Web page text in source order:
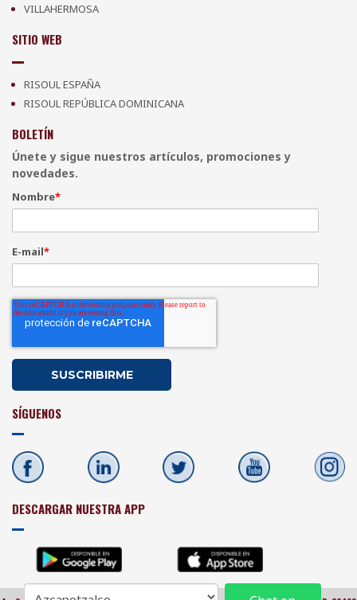
VILLAHERMOSA
SITIO WEB
RISOUL ESPAÑA
RISOUL REPÚBLICA DOMINICANA
BOLETÍN
Únete y sigue nuestros artículos, promociones y
novedades.
Nombre*
E-mail*
SÍGUENOS
DESCARGAR NUESTRA APP